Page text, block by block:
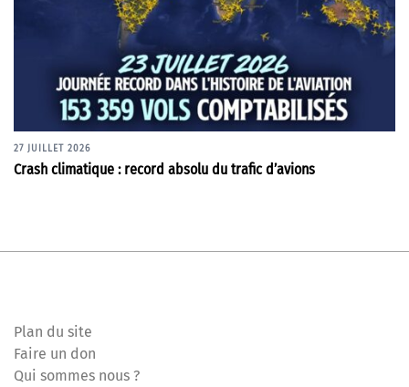
27 JUILLET 2026
Crash climatique : record absolu du trafic d’avions
Plan du site
Faire un don
Qui sommes nous ?